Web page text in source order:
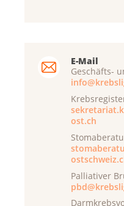
E-Mail
Geschäfts-
ost.ch
Palliativer